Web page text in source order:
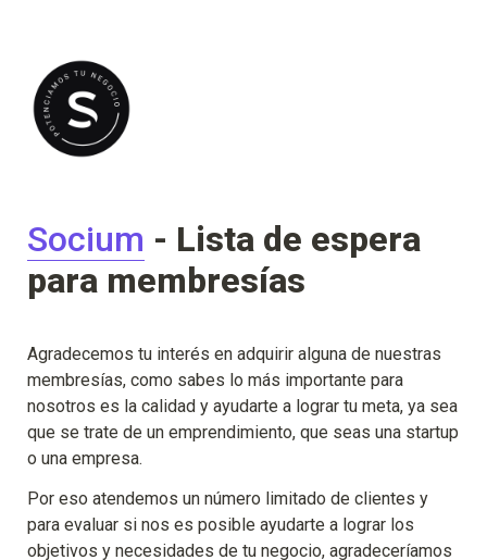
Socium - Lista de espera
para membresías
Agradecemos tu interés en adquirir alguna de nuestras
membresías, como sabes lo más importante para
nosotros es la calidad y ayudarte a lograr tu meta, ya sea
que se trate de un emprendimiento, que seas una startup
o una empresa.
Por eso atendemos un número limitado de clientes y
para evaluar si nos es posible ayudarte a lograr los
objetivos y necesidades de tu negocio, agradeceríamos